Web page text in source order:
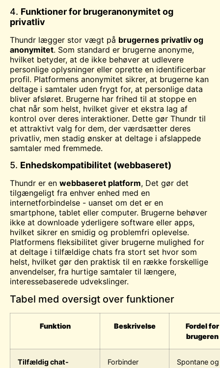
4. Funktioner for brugeranonymitet og
privatliv
Thundr lægger stor vægt på brugernes privatliv og
anonymitet. Som standard er brugerne anonyme,
hvilket betyder, at de ikke behøver at udlevere
personlige oplysninger eller oprette en identificerbar
profil. Platformens anonymitet sikrer, at brugerne kan
deltage i samtaler uden frygt for, at personlige data
bliver afsløret. Brugerne har frihed til at stoppe en
chat når som helst, hvilket giver et ekstra lag af
kontrol over deres interaktioner. Dette gør Thundr til
et attraktivt valg for dem, der værdsætter deres
privatliv, men stadig ønsker at deltage i afslappede
samtaler med fremmede.
5. Enhedskompatibilitet (webbaseret)
Thundr er en webbaseret platform, Det gør det
tilgængeligt fra enhver enhed med en
internetforbindelse - uanset om det er en
smartphone, tablet eller computer. Brugerne behøver
ikke at downloade yderligere software eller apps,
hvilket sikrer en smidig og problemfri oplevelse.
Platformens fleksibilitet giver brugerne mulighed for
at deltage i tilfældige chats fra stort set hvor som
helst, hvilket gør den praktisk til en række forskellige
anvendelser, fra hurtige samtaler til længere,
interessebaserede udvekslinger.
Tabel med oversigt over funktioner
Funktion Beskrivelse
Fordel for
brugeren
Tilfældig chat- Forbinder Spontane og